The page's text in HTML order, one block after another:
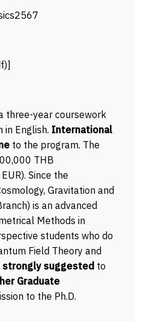
]
three-year coursework
English. International
to the program. The
THB
Since the
Gravitation and
is an advanced
Methods in
students who do
Field Theory and
strongly suggestedto
Graduate
to the Ph.D.